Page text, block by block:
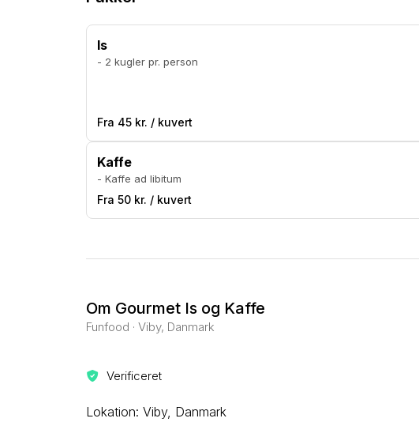
Is
- 2 kugler pr. person
Fra 45 kr. / kuvert
Kaffe
- Kaffe ad libitum
Fra 50 kr. / kuvert
Om Gourmet Is og Kaffe
Funfood · Viby, Danmark
Verificeret
Lokation: Viby, Danmark